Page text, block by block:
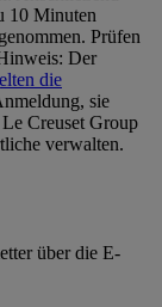
10 Minuten
Prüfen
Der
die
sie
Creuset Group
verwalten.
über die E-